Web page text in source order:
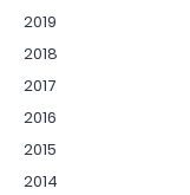
2019
2018
2017
2016
2015
2014